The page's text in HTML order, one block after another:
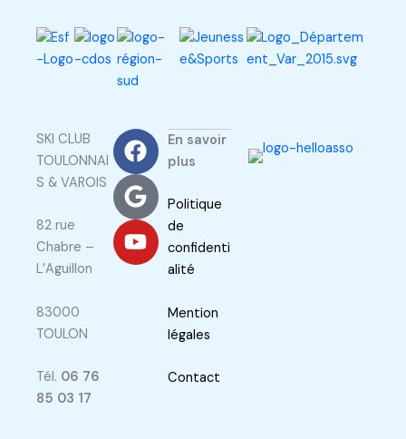
SKI CLUB
TOULONNAI
S & VAROIS
82 rue
Chabre –
L’Aguillon
83000
TOULON
Tél. 06 76
85 03 17
F
a
c
e
b
o
o
G
o
o
g
l
e
Y
o
u
t
u
b
e
En savoir
plus
Politique
de
confidenti
alité
Mention
légales
Contact